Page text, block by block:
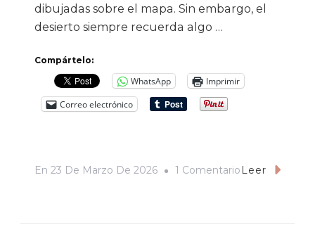
dibujadas sobre el mapa. Sin embargo, el
desierto siempre recuerda algo …
Compártelo:
WhatsApp
Imprimir
Correo electrónico
En 23 De Marzo De 2026 1 Comentario En
Leer